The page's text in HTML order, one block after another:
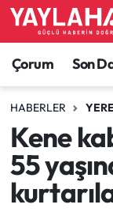
Çorum Son
HABERLER
Kene
55
Alaca
Bayat
Bilgi -
Bilim ve
Çorum
Çorum
Çorum
Çorum